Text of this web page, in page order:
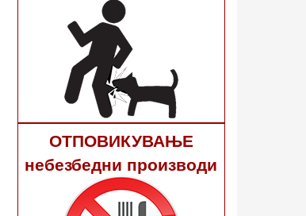
ОТПОВИКУВАЊЕ
небезбедни производи